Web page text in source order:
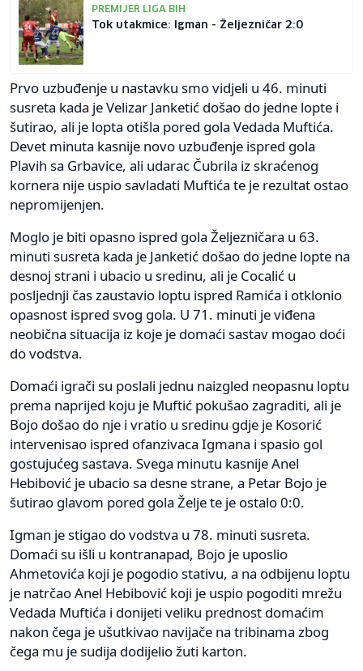
PREMIJER LIGA BIH
Tok utakmice: Igman - Željezničar 2:0
Prvo uzbuđenje u nastavku smo vidjeli u 46. minuti
susreta kada je Velizar Janketić došao do jedne lopte i
šutirao, ali je lopta otišla pored gola Vedada Muftića.
Devet minuta kasnije novo uzbuđenje ispred gola
Plavih sa Grbavice, ali udarac Čubrila iz skraćenog
kornera nije uspio savladati Muftića te je rezultat ostao
nepromijenjen.
Moglo je biti opasno ispred gola Željezničara u 63.
minuti susreta kada je Janketić došao do jedne lopte na
desnoj strani i ubacio u sredinu, ali je Cocalić u
posljednji čas zaustavio loptu ispred Ramića i otklonio
opasnost ispred svog gola. U 71. minuti je viđena
neobična situacija iz koje je domaći sastav mogao doći
do vodstva.
Domaći igrači su poslali jednu naizgled neopasnu loptu
prema naprijed koju je Muftić pokušao zagraditi, ali je
Bojo došao do nje i vratio u sredinu gdje je Kosorić
intervenisao ispred ofanzivaca Igmana i spasio gol
gostujućeg sastava. Svega minutu kasnije Anel
Hebibović je ubacio sa desne strane, a Petar Bojo je
šutirao glavom pored gola Želje te je ostalo 0:0.
Igman je stigao do vodstva u 78. minuti susreta.
Domaći su išli u kontranapad, Bojo je uposlio
Ahmetovića koji je pogodio stativu, a na odbijenu loptu
je natrčao Anel Hebibović koji je uspio pogoditi mrežu
Vedada Muftića i donijeti veliku prednost domaćim
nakon čega je ušutkivao navijače na tribinama zbog
čega mu je sudija dodijelio žuti karton.